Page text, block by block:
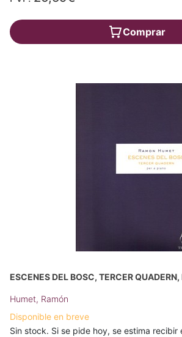
Comprar
ESCENES DEL BOSC, TERCER
Humet, Ramón
Disponible en breve
Sin stock. Si se pide hoy, se estima recibir